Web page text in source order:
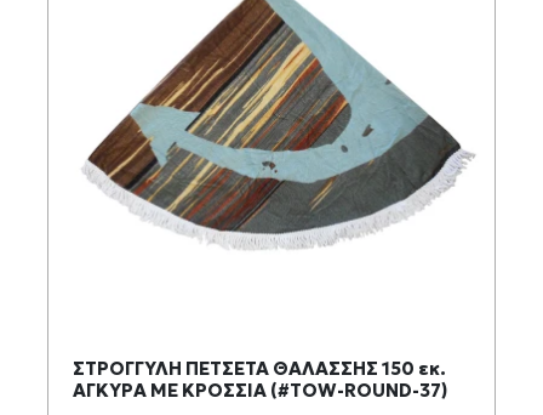
ΣΤΡΟΓΓΥΛΗ ΠΕΤΣΕΤΑ ΘΑΛΑΣΣΗΣ 150 εκ.
ΑΓΚΥΡΑ ΜΕ ΚΡΟΣΣΙΑ (#TOW-ROUND-37)